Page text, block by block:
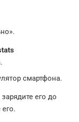
смартфона.
его до